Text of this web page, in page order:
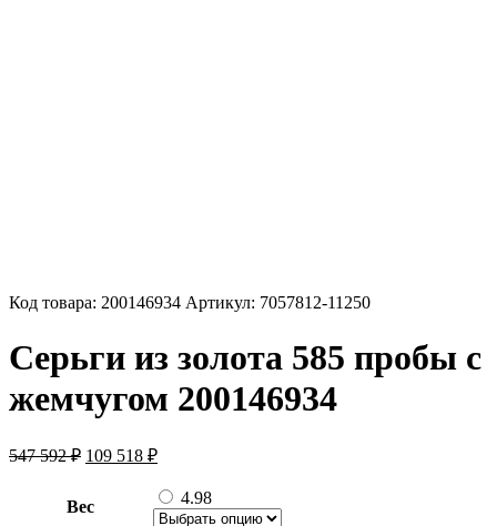
Код товара: 200146934 Артикул: 7057812-11250
Серьги из золота 585 пробы с
жемчугом 200146934
547 592₽ Первоначальная
составляла
547
109 518 ₽Текущая
109
518 ₽.
Вес 4.98